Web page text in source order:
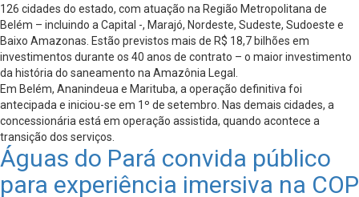
126 cidades do estado, com atuação na Região Metropolitana de
Belém – incluindo a Capital -, Marajó, Nordeste, Sudeste, Sudoeste e
Baixo Amazonas. Estão previstos mais de R$ 18,7 bilhões em
investimentos durante os 40 anos de contrato – o maior investimento
da história do saneamento na Amazônia Legal.
Em Belém, Ananindeua e Marituba, a operação definitiva foi
antecipada e iniciou-se em 1º de setembro. Nas demais cidades, a
concessionária está em operação assistida, quando acontece a
transição dos serviços.
Águas do Pará convida público
para experiência imersiva na COP